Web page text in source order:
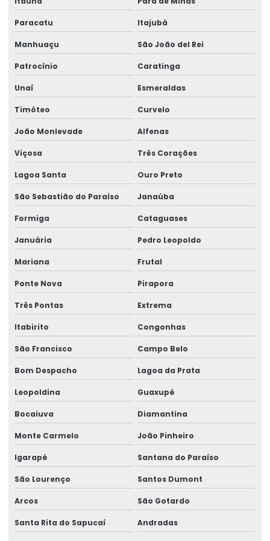
Montagem e desmontagem de ponte rolante
Montagem de ponte rolante
Montagem de talha elétrica
Montagem Técnica De Sistemas De Elevação
Motor elétrico para ponte rolante
Motor para ponte rolante
Motor redutor para ponte rolante
Movimentação de cargas laner
Movimentação Horizontal Com Trole Elétrico
Painel elétrico para ponte rolante
Peças para ponte rolante swf
Peças para pontes rolantes de qualquer marca
Peças de reposição para pontes rolantes
Peças de reposição para talhas
Peças sobressalentes multimarcas
Peças sobressalentes para pontes rolantes
Peças para talha elétrica
Ponte rolante fabricante
Pontes rolante swf
Pontes rolante e talhas para ambientes perigosos
Paracatu Itajubá
Manhuaçu São João del Rei
Patrocínio Caratinga
Unaí Esmeraldas
Timóteo Curvelo
João Monlevade Alfenas
Viçosa Três Corações
Lagoa Santa Ouro Preto
São Sebastião do Paraíso Janaúba
Formiga Cataguases
Januária Pedro Leopoldo
Mariana Frutal
Ponte Nova Pirapora
Três Pontas Extrema
Itabirito Congonhas
São Francisco Campo Belo
Bom Despacho Lagoa da Prata
Leopoldina Guaxupé
Bocaiuva Diamantina
Monte Carmelo João Pinheiro
Igarapé Santana do Paraíso
São Lourenço Santos Dumont
Arcos São Gotardo
Santa Rita do Sapucaí Andradas